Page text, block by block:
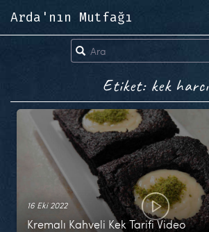
Arda'nın Mutfağı
Etiket: kek harcı
16 Eki 2022
Kremalı Kahveli Kek Tarifi Video